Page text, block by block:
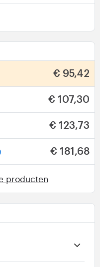
€ 95,42
€ 107,30
€ 123,73
€ 181,68
producten